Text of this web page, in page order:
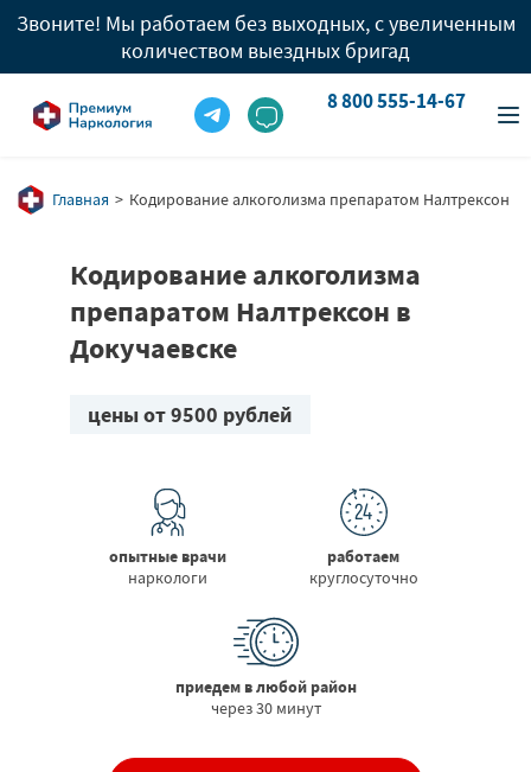
Звоните! Мы работаем без выходных, с увеличенным
количеством выездных бригад
8 800 555-14-67
8 800 555-14-67 info@premium-clinic.com
Вызов врача
Главная Кодирование алкоголизма препаратом Налтрексон
Кодирование алкоголизма
препаратом Налтрексон в
Докучаевске
цены от 9500 рублей
опытные врачи
наркологи
работаем
круглосуточно
приедем в любой район
через 30 минут